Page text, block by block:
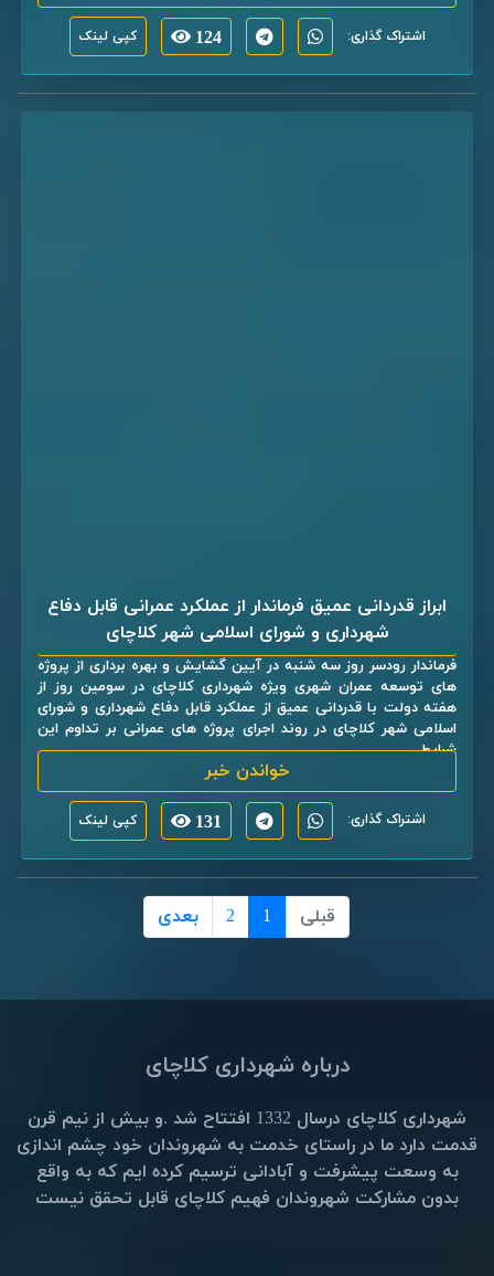
اشتراک گذاری: 124 کپی لینک
ابراز قدردانی عمیق فرماندار از عملکرد عمرانی قابل دفاع
شهرداری و شورای اسلامی شهر کلاچای
فرماندار رودسر روز سه شنبه در آیین گشایش و بهره برداری از پروژه
های توسعه عمران شهری ویژه شهرداری کلاچای در سومین روز از
هفته دولت با قدردانی عمیق از عملکرد قابل دفاع شهرداری و شورای
اسلامی شهر کلاچای در روند اجرای پروژه های عمرانی بر تداوم این
شرایط ...
خواندن خبر
اشتراک گذاری: 131 کپی لینک
قبلی 1
2 بعدی
درباره شهرداری کلاچای
شهرداری کلاچای درسال 1332 افتتاح شد .و بیش از نیم قرن
قدمت دارد ما در راستای خدمت به شهروندان خود چشم اندازی
به وسعت پیشرفت و آبادانی ترسیم کرده ایم که به واقع
بدون مشارکت شهروندان فهیم کلاچای قابل تحقق نیست